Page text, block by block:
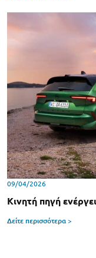
09/04/2026
Κινητή πηγή
Δείτε περισσότερα >